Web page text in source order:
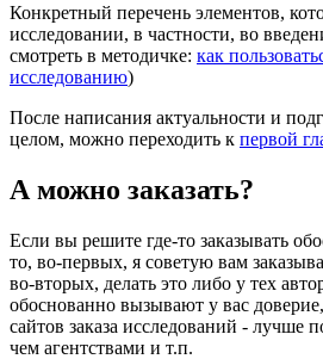
Конкретный перечень элементов,
исследовании, в частности, во
смотреть в методичке: как
исследованию)
После написания актуальности и
целом, можно переходить к первой
А можно заказать?
Если вы решите где-то заказывать
то, во-первых, я советую вам
во-вторых, делать это либо у тех
обоснованно вызывают у вас
сайтов заказа исследований - лучше
чем агентствами и т.п.